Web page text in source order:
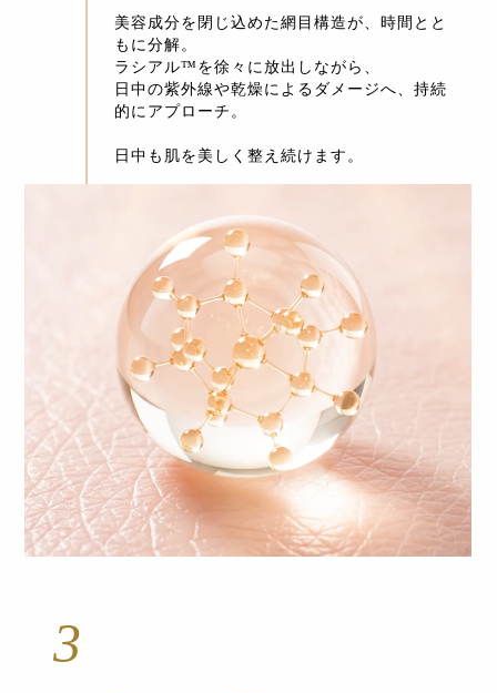
美容成分を閉じ込めた網目構造が、時間とと
もに分解。
ラシアル™を徐々に放出しながら、
日中の紫外線や乾燥によるダメージへ、 持続
的にアプローチ。
日中も肌を美しく整え続けます。
3